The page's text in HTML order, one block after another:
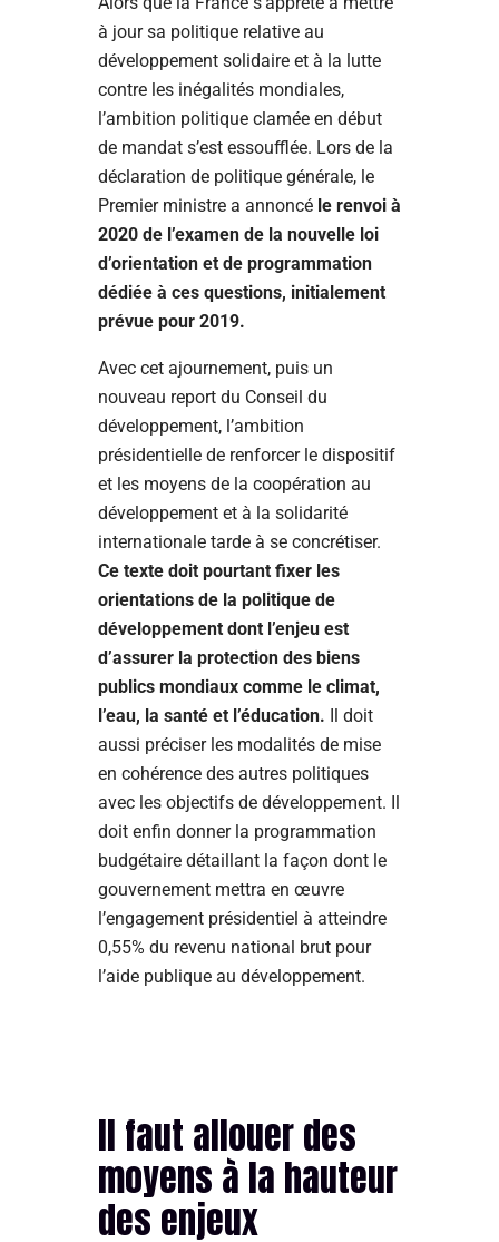
à jour sa politique relative au
développement solidaire et à la lutte
contre les inégalités mondiales,
l’ambition politique clamée en début
de mandat s’est essoufflée. Lors de la
déclaration de politique générale, le
Premier ministre a annoncé le renvoi à
2020 de l’examen de la nouvelle loi
d’orientation et de programmation
dédiée à ces questions, initialement
prévue pour 2019.
Avec cet ajournement, puis un
nouveau report du Conseil du
développement, l’ambition
présidentielle de renforcer le dispositif
et les moyens de la coopération au
développement et à la solidarité
internationale tarde à se concrétiser.
Ce texte doit pourtant fixer les
orientations de la politique de
développement dont l’enjeu est
d’assurer la protection des biens
publics mondiaux comme le climat,
l’eau, la santé et l’éducation.
Il doit
aussi préciser les modalités de mise
en cohérence des autres politiques
avec les objectifs de développement. Il
doit enfin donner la programmation
budgétaire détaillant la façon dont le
gouvernement mettra en œuvre
l’engagement présidentiel à atteindre
0,55% du revenu national brut pour
l’aide publique au développement.
Il faut allouer des
moyens à la hauteur
des enjeux